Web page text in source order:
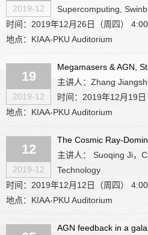
2019-12
Supercomputing,
时间：2019年12月26日（周四）
地点：KIAA-PKU Auditorium
19
2019-12
Megamasers & AGN,
主讲人：Zhang
时间：2019年12月19
地点：KIAA-PKU Auditorium
12
2019-12
The Cosmic Ray-
主讲人： Suoqing Ji，
Technology
时间：2019年12月12日（周四）
地点：KIAA-PKU Auditorium
AGN feedback in a